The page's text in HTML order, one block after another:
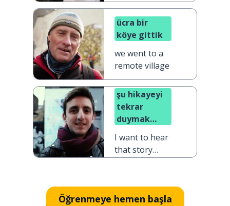
photos?
ücra bir
köye gittik
we went to a
remote village
şu hikayeyi
tekrar
duymak
I want to hear
that story
Öğrenmeye hemen başla